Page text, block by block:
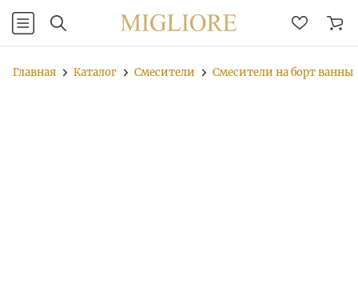
Главная Каталог Смесители Смесители на борт ванны